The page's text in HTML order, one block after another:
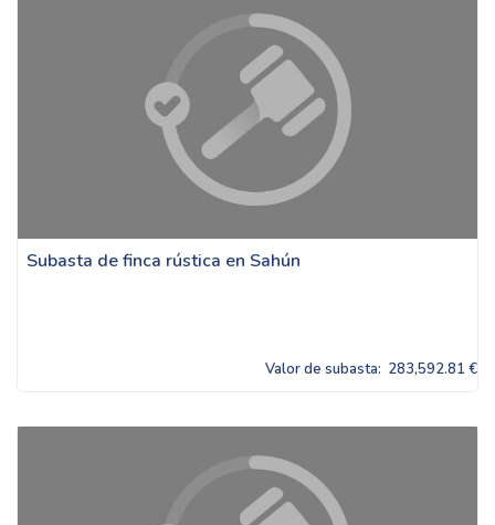
Subasta de finca rústica en Sahún
Valor de subasta: 283,592.81 €